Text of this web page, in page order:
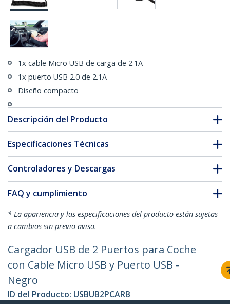
1x cable Micro USB de carga de 2.1A
1x puerto USB 2.0 de 2.1A
Diseño compacto
Descripción del Producto
Especificaciones Técnicas
Controladores y Descargas
FAQ y cumplimiento
* La apariencia y las especificaciones del producto están sujetas
a cambios sin previo aviso.
Cargador USB de 2 Puertos para Coche
con Cable Micro USB y Puerto USB -
Negro
ID del Producto: USBUB2PCARB